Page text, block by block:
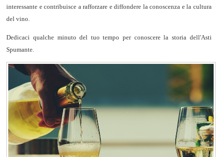
REGALI
TROVA
interessante e contribuisce a rafforzare e diffondere la conoscenza e la cultura
del vino.
Dedicaci qualche minuto del tuo tempo per conoscere la storia dell'Asti
Spumante.